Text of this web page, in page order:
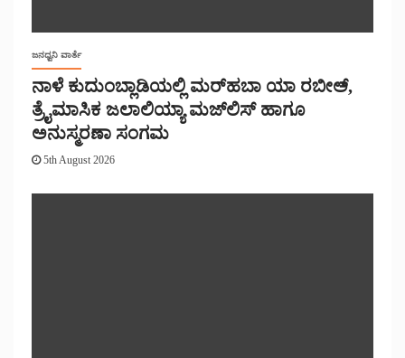
ಜನಧ್ವನಿ ವಾರ್ತೆ
ನಾಳೆ ಕುದುಂಬ್ಲಾಡಿಯಲ್ಲಿ ಮರ್‌‌ಹಬಾ ಯಾ ರಬೀಅ್,
ತ್ರೈಮಾಸಿಕ ಜಲಾಲಿಯ್ಯಾ ಮಜ್‌‌ಲಿಸ್‌‌ ಹಾಗೂ
ಅನುಸ್ಮರಣಾ ಸಂಗಮ
5th August 2026